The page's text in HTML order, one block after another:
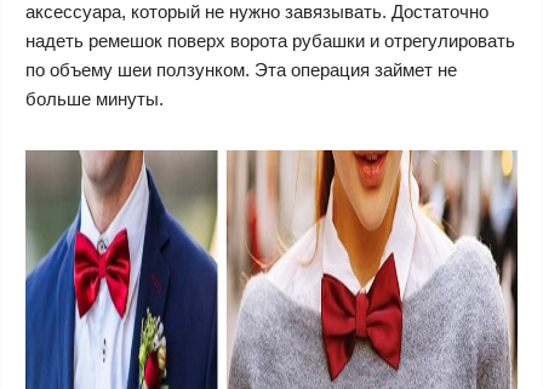
аксессуара, который не нужно завязывать. Достаточно
надеть ремешок поверх ворота рубашки и отрегулировать
по объему шеи ползунком. Эта операция займет не
больше минуты.